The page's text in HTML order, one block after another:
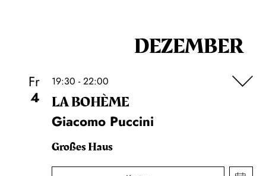
DEZEMBER
Fr
4
19:30 - 22:00
LA BOHÈME
Giacomo Puccini
Großes Haus